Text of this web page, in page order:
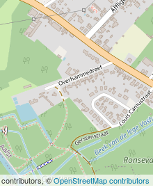
contributors, ©OpenStreetMap contributors